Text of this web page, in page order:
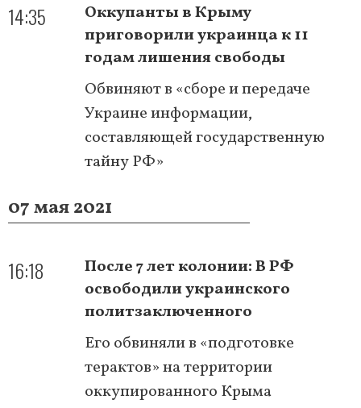
14:35
Оккупанты в Крыму
приговорили украинца к 11
годам лишения свободы
Обвиняют в «сборе и передаче
Украине информации,
составляющей государственную
тайну РФ»
07 мая 2021
16:18
После 7 лет колонии: В РФ
освободили украинского
политзаключенного
Его обвиняли в «подготовке
терактов» на территории
оккупированного Крыма